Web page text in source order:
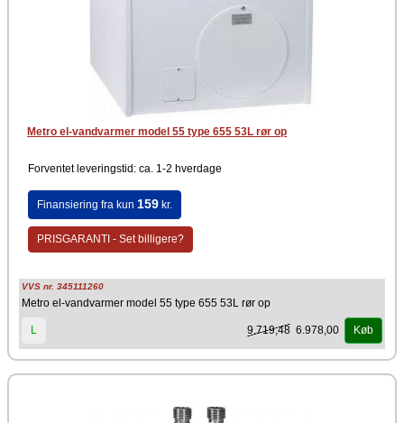
Metro el-vandvarmer model 55 type 655 53L rør op
Forventet leveringstid: ca. 1-2 hverdage
Finansiering fra kun 159kr.
PRISGARANTI - Set billigere?
VVS nr. 345111260
Metro el-vandvarmer model 55 type 655 53L rør op
L 9.719,48 6.978,00 Køb